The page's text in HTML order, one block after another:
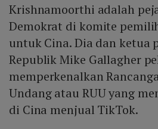
Krishnamoorthi adalah
Demokrat di komite
untuk Cina. Dia dan ketua
Republik Mike Gallagher
memperkenalkan
Undang atau RUU yang
di Cina menjual TikTok.